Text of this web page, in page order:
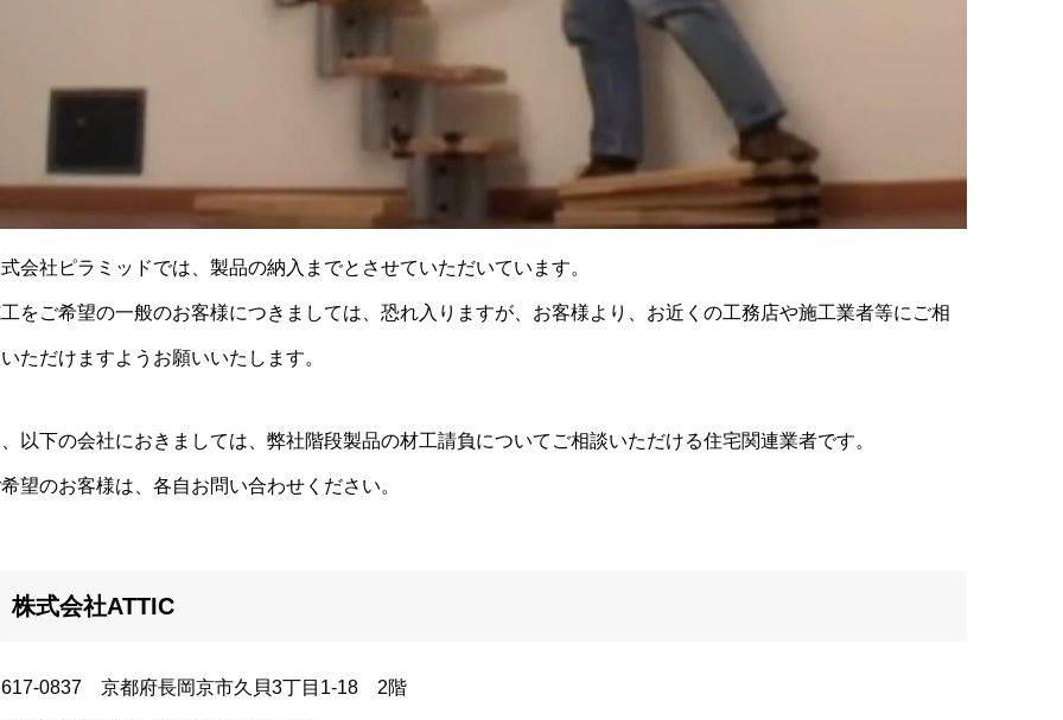
会社ピラミッドでは、製品の納入までとさせていただいています。
をご希望の一般のお客様につきましては、恐れ入りますが、お客様より、お近くの工務店や施工業者等にご相
ただけますようお願いいたします。
以下の会社におきましては、弊社階段製品の材工請負についてご相談いただける住宅関連業者です。
望のお客様は、各自お問い合わせください。
株式会社ATTIC
617-0837 京都府長岡京市久貝3丁目1-18 2階